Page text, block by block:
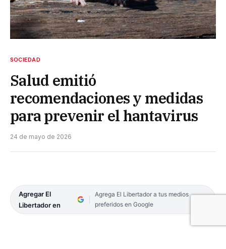
SOCIEDAD
Salud emitió
recomendaciones y medidas
para prevenir el hantavirus
24 de mayo de 2026
Agregar El
Libertador en
Agrega El Libertador a tus medios
preferidos en Google